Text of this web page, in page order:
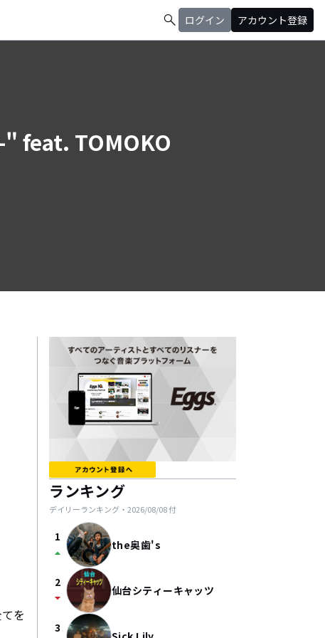
search ログイン アカウント登録
feat. TOMOKO
を
ランキング
デイリーランキング・ 2026/08/08付
1
arrow_drop_up the奥歯's
2
arrow_drop_down 仙台シティーキャッツ
3